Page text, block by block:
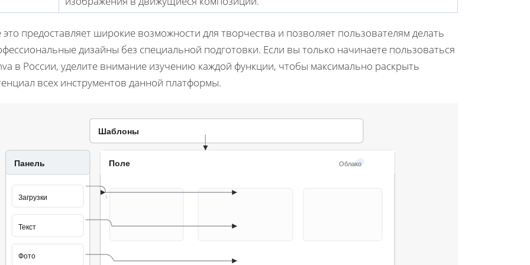
это предоставляет широкие возможности для творчества и позволяет пользователям делать
дизайны без специальной подготовки. Если вы только начинаете пользоваться
в России, уделите внимание изучению каждой функции, чтобы максимально раскрыть
всех инструментов данной платформы.
Шаблоны
Панель
Загрузки
Текст
Фото
Поле Облако